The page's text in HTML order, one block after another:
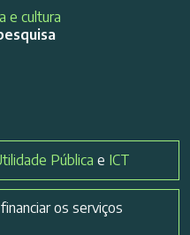
e cultura
Pública e ICT
os serviços